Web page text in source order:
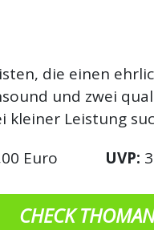
die einen
und zwei
kleiner Leistung
Euro UVP:
CHECK